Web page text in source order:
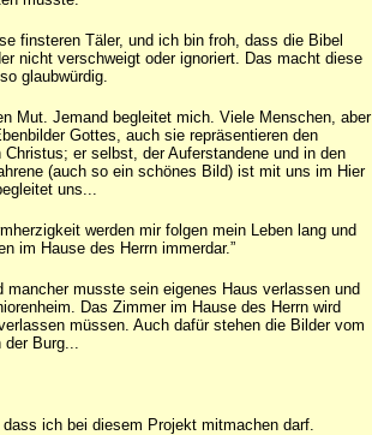
finsteren Täler, und ich bin froh, dass die Bibel
nicht verschweigt oder ignoriert. Das macht diese
glaubwürdig.
Mut. Jemand begleitet mich. Viele Menschen, aber
Gottes, auch sie repräsentieren den
Christus; er selbst, der Auferstandene und in den
(auch so ein schönes Bild) ist mit uns im Hier
uns...
werden mir folgen mein Leben lang und
im Hause des Herrn immerdar.”
mancher musste sein eigenes Haus verlassen und
Das Zimmer im Hause des Herrn wird
müssen. Auch dafür stehen die Bilder vom
der Burg...
dass ich bei diesem Projekt mitmachen darf.